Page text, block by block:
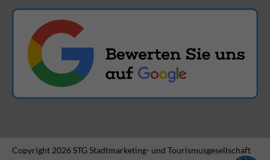
Copyright 2026 STG Stadtmarketing- und Tourismusgesellschaft